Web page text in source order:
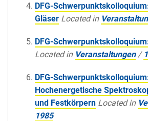
DFG-
Gläser Located in
DFG-
Located in Veranstaltungen /
DFG-
Hochenergetische
und Festkörpern Located in
1985